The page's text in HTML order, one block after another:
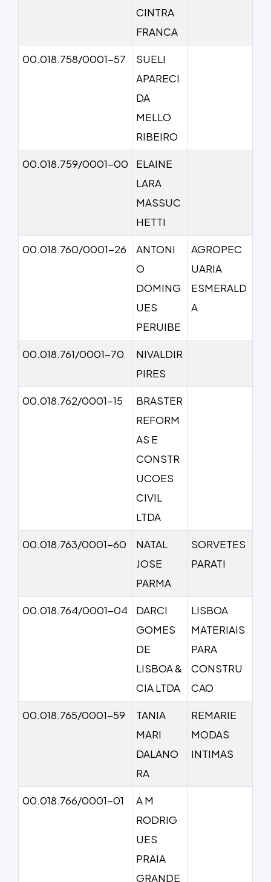
CINTRA
FRANCA
00.018.758/0001-57
SUELI
APARECI
DA
MELLO
RIBEIRO
00.018.759/0001-00
ELAINE
LARA
MASSUC
HETTI
00.018.760/0001-26
ANTONI
O
DOMING
UES
PERUIBE
AGROPEC
UARIA
ESMERALD
A
00.018.761/0001-70
NIVALDIR
PIRES
00.018.762/0001-15
BRASTER
REFORM
AS E
CONSTR
UCOES
CIVIL
LTDA
00.018.763/0001-60
NATAL
JOSE
PARMA
SORVETES
PARATI
00.018.764/0001-04
DARCI
GOMES
DE
LISBOA &
CIA LTDA
LISBOA
MATERIAIS
PARA
CONSTRU
CAO
00.018.765/0001-59
TANIA
MARI
DALANO
RA
REMARIE
MODAS
INTIMAS
00.018.766/0001-01
A M
RODRIG
UES
PRAIA
GRANDE